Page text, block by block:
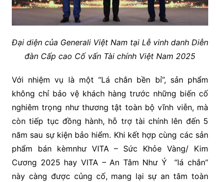
Đại diện của Generali Việt Nam tại Lễ vinh danh Diễn
đàn Cấp cao Cố vấn Tài chính Việt Nam 2025
Với nhiệm vụ là một “Lá chắn bền bỉ”, sản phẩm
không chỉ bảo vệ khách hàng trước những biến cố
nghiêm trọng như thương tật toàn bộ vĩnh viễn, mà
còn tiếp tục đồng hành, hỗ trợ tài chính lên đến 5
năm sau sự kiện bảo hiểm. Khi kết hợp cùng các sản
phẩm bán kèmnhư VITA – Sức Khỏe Vàng/ Kim
Cương 2025 hay VITA – An Tâm Như Ý “lá chắn”
này càng được củng cố, mang lại sự an tâm toàn